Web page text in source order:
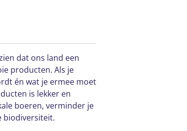
dat ons land een
producten. Als je
én wat je ermee moet
is lekker en
boeren, verminder je
biodiversiteit.